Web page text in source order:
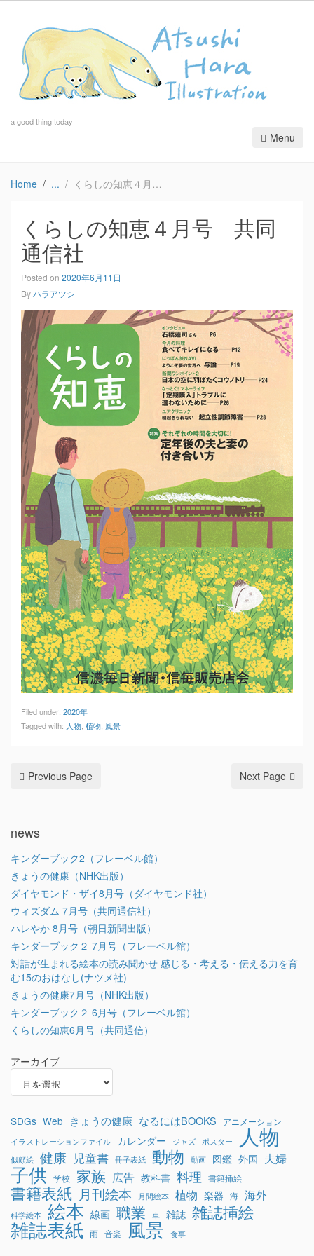
a good thing today !
Menu
Home くらしの知恵４月号 共同通信社
くらしの知恵４月号 共同
通信社
Posted on 2020年6月11日
Byハラアツシ
Filed under: 2020年
Tagged with: 人物 植物 風景
Previous Page Next Page
news
キンダーブック2（フレーベル館）
きょうの健康（NHK出版）
ダイヤモンド・ザイ8月号（ダイヤモンド社）
ウィズダム 7月号（共同通信社）
ハレやか 8月号（朝日新聞出版）
キンダーブック２ 7月号（フレーベル館）
対話が生まれる絵本の読み聞かせ 感じる・考える・伝える力を育
む15のおはなし(ナツメ社)
きょうの健康7月号（NHK出版）
キンダーブック２ 6月号（フレーベル館）
くらしの知恵6月号（共同通信）
アーカイブ
SDGs Web きょうの健康 なるにはBOOKS アニメーション
イラストレーションファイル カレンダー ジャズ ポスター 人物
似顔絵 健康 児童書 冊子表紙 動物 動画 図鑑 外国 夫婦
子供 学校 家族 広告 教科書 料理 書籍挿絵
書籍表紙 月刊絵本 月間絵本 植物 楽器 海 海外
科学絵本 絵本 線画 職業 車 雑誌 雑誌挿絵
雑誌表紙 雨 音楽 風景 食事